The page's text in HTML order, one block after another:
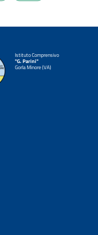
Istituto Comprensivo
"G. Parini"
Gorla Minore (VA)